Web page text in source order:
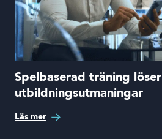
Spelbaserad träning löser
utbildningsutmaningar
Läs mer